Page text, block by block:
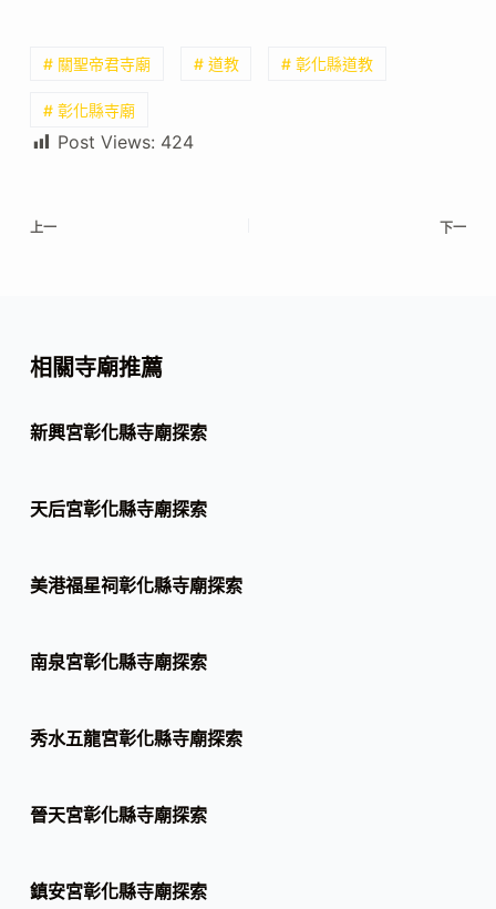
# 關聖帝君寺廟 # 道教 # 彰化縣道教
# 彰化縣寺廟
Post Views: 424
上一 下一
相關寺廟推薦
新興宮彰化縣寺廟探索
天后宮彰化縣寺廟探索
美港福星祠彰化縣寺廟探索
南泉宮彰化縣寺廟探索
秀水五龍宮彰化縣寺廟探索
晉天宮彰化縣寺廟探索
鎮安宮彰化縣寺廟探索